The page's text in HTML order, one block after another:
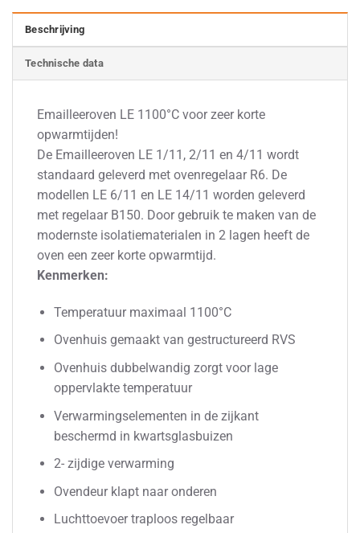
Beschrijving
Technische data
Emailleeroven LE 1100°C voor zeer korte
opwarmtijden!
De Emailleeroven LE 1/11, 2/11 en 4/11 wordt
standaard geleverd met ovenregelaar R6. De
modellen LE 6/11 en LE 14/11 worden geleverd
met regelaar B150. Door gebruik te maken van de
modernste isolatiematerialen in 2 lagen heeft de
oven een zeer korte opwarmtijd.
Kenmerken:
Temperatuur maximaal 1100°C
Ovenhuis gemaakt van gestructureerd RVS
Ovenhuis dubbelwandig zorgt voor lage
oppervlakte temperatuur
Verwarmingselementen in de zijkant
beschermd in kwartsglasbuizen
2- zijdige verwarming
Ovendeur klapt naar onderen
Luchttoevoer traploos regelbaar